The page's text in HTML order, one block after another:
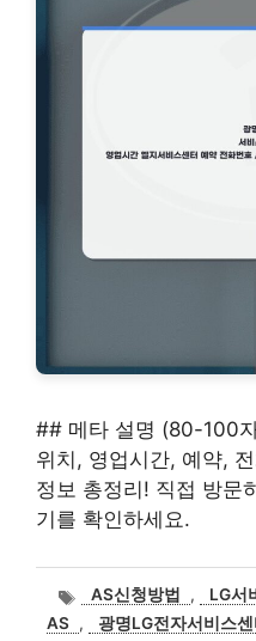
## 메타 설명 (80-100
위치, 영업시간, 예약,
정보 총정리! 직접 방문
기를 확인하세요.
태AS신청방법 , LG서
AS , 광명LG전자서비스센